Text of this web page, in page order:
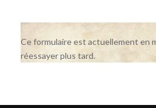
Ce formulaire est actuellement en
réessayer plus tard.